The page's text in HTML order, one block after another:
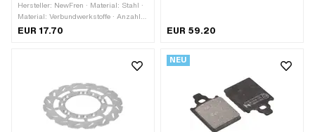
Hersteller: NewFren · Material: Stahl ·
Material: Verbundwerkstoffe · Anzahl:
2 Stk. · Breite: 32 mm · Gesamtlänge:
Anwendungsbereich: Standard
EUR 17.70 EUR 59.20
NEU